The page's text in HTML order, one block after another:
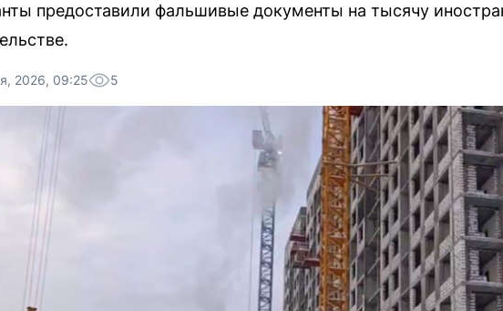
предоставили фальшивые документы на тысячу
2026, 09:25 5